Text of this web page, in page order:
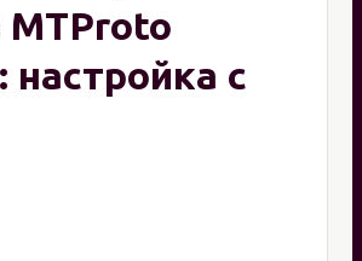
MTProto
настройка с